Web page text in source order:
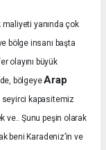
yanında çok
bölge insanı başta
olayını büyük
bölgeyeArap
seyirci kapasitemiz
ve.. Şunu peşin olarak
beni Karadeniz’in ve